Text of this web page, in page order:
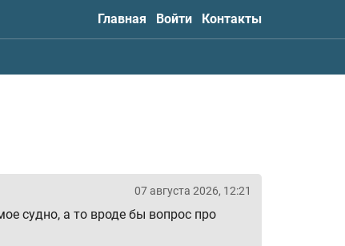
Главная Войти Контакты
07 августа 2026, 12:21
судно, а то вроде бы вопрос про